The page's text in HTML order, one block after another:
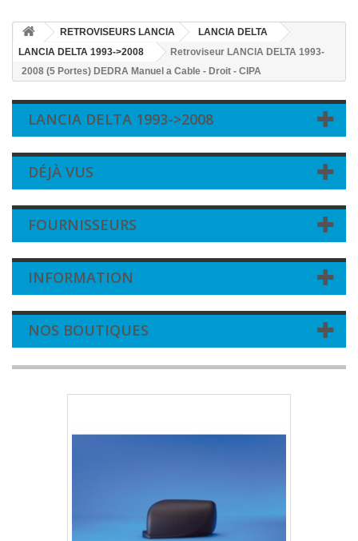
RETROVISEURS LANCIA
LANCIA DELTA
LANCIA DELTA 1993->2008
Retroviseur LANCIA DELTA 1993-
2008 (5 Portes) DEDRA Manuel a Cable - Droit - CIPA
LANCIA DELTA 1993->2008
DÉJÀ VUS
FOURNISSEURS
INFORMATION
NOS BOUTIQUES